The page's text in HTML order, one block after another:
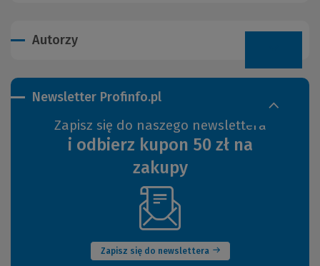
Autorzy
Newsletter Profinfo.pl
Zapisz się do naszego newslettera
i odbierz kupon 50 zł na
zakupy
Zapisz się do newslettera
(Nowe
okno)